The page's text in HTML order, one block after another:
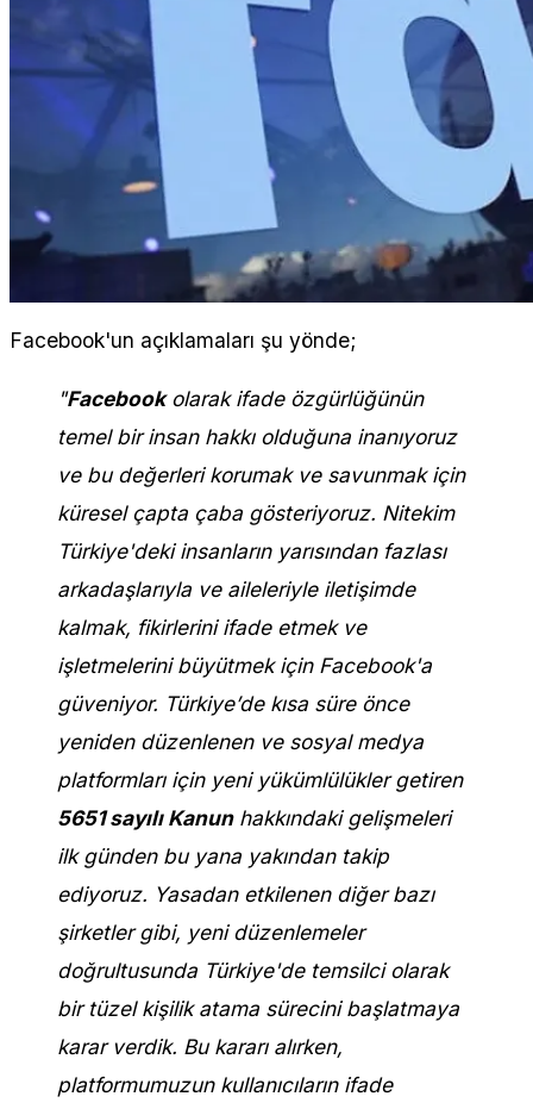
Facebook'un açıklamaları şu yönde;
"Facebookolarak ifade özgürlüğünün
temel bir insan hakkı olduğuna inanıyoruz
ve bu değerleri korumak ve savunmak için
küresel çapta çaba gösteriyoruz. Nitekim
Türkiye'deki insanların yarısından fazlası
arkadaşlarıyla ve aileleriyle iletişimde
kalmak, fikirlerini ifade etmek ve
işletmelerini büyütmek için Facebook'a
güveniyor. Türkiye’de kısa süre önce
yeniden düzenlenen ve sosyal medya
platformları için yeni yükümlülükler getiren
5651 sayılı Kanunhakkındaki gelişmeleri
ilk günden bu yana yakından takip
ediyoruz. Yasadan etkilenen diğer bazı
şirketler gibi, yeni düzenlemeler
doğrultusunda Türkiye'de temsilci olarak
bir tüzel kişilik atama sürecini başlatmaya
karar verdik. Bu kararı alırken,
platformumuzun kullanıcıların ifade